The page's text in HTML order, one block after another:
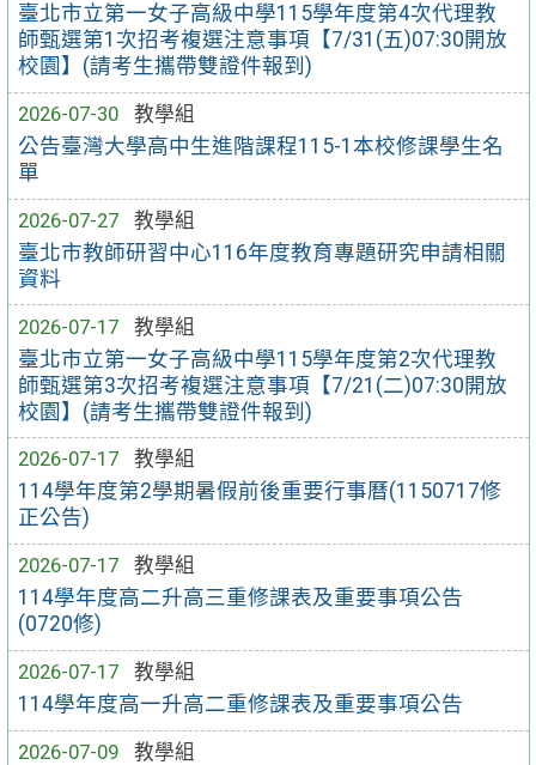
臺北市立第一女子高級中學115學年度第4次代理教
師甄選第1次招考複選注意事項【7/31(五)07:30開放
校園】(請考生攜帶雙證件報到)
2026-07-30
教學組
公告臺灣大學高中生進階課程115-1本校修課學生名
單
2026-07-27
教學組
臺北市教師研習中心116年度教育專題研究申請相關
資料
2026-07-17
教學組
臺北市立第一女子高級中學115學年度第2次代理教
師甄選第3次招考複選注意事項【7/21(二)07:30開放
校園】(請考生攜帶雙證件報到)
2026-07-17
教學組
114學年度第2學期暑假前後重要行事曆(1150717修
正公告)
2026-07-17
教學組
114學年度高二升高三重修課表及重要事項公告
(0720修)
2026-07-17
教學組
114學年度高一升高二重修課表及重要事項公告
2026-07-09
教學組